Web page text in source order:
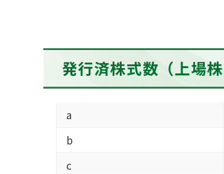
発行済株式数（上場
a
b
c